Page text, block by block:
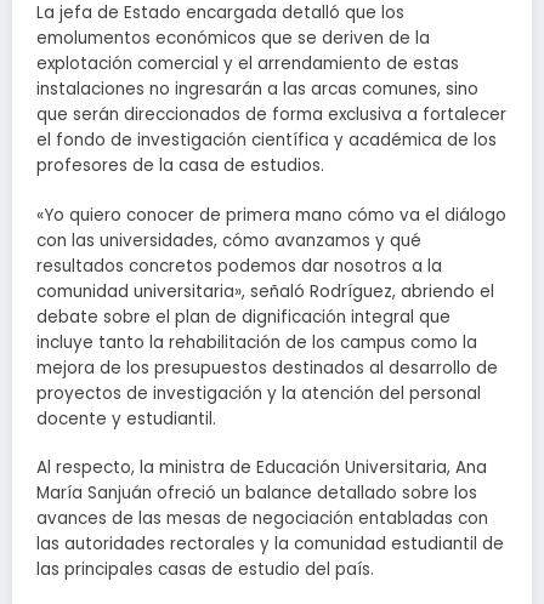
La jefa de Estado encargada detalló que los
emolumentos económicos que se deriven de la
explotación comercial y el arrendamiento de estas
instalaciones no ingresarán a las arcas comunes, sino
que serán direccionados de forma exclusiva a fortalecer
el fondo de investigación científica y académica de los
profesores de la casa de estudios.
«Yo quiero conocer de primera mano cómo va el diálogo
con las universidades, cómo avanzamos y qué
resultados concretos podemos dar nosotros a la
comunidad universitaria», señaló Rodríguez, abriendo el
debate sobre el plan de dignificación integral que
incluye tanto la rehabilitación de los campus como la
mejora de los presupuestos destinados al desarrollo de
proyectos de investigación y la atención del personal
docente y estudiantil.
Al respecto, la ministra de Educación Universitaria, Ana
María Sanjuán ofreció un balance detallado sobre los
avances de las mesas de negociación entabladas con
las autoridades rectorales y la comunidad estudiantil de
las principales casas de estudio del país.